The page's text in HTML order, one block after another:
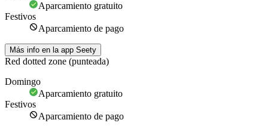
Aparcamiento gratuito
Festivos
Aparcamiento de pago
Más info en la app Seety
Red dotted zone (punteada)
Domingo
Aparcamiento gratuito
Festivos
Aparcamiento de pago